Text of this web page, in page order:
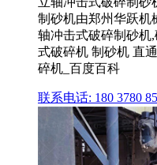
制砂机由郑州华跃机
轴冲击式破碎制砂机
式破碎机 制砂机 直
碎机_百度百科
联系电话: 180 3780